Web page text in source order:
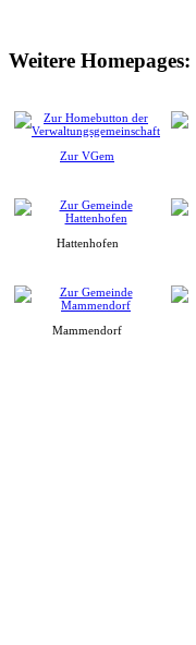
Weitere Homepages:
Zur VGem
Hattenhofen
Mammendorf